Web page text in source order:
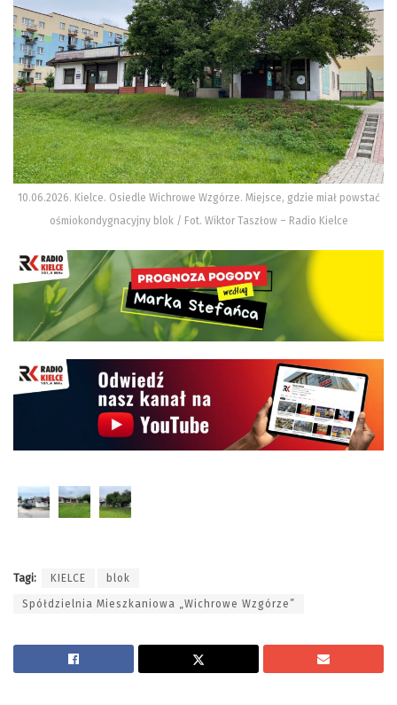
10.06.2026. Kielce. Osiedle Wichrowe Wzgórze. Miejsce, gdzie miał powstać
ośmiokondygnacyjny blok / Fot. Wiktor Taszłow – Radio Kielce
Tagi: KIELCE blok
Spółdzielnia Mieszkaniowa „Wichrowe Wzgórze”